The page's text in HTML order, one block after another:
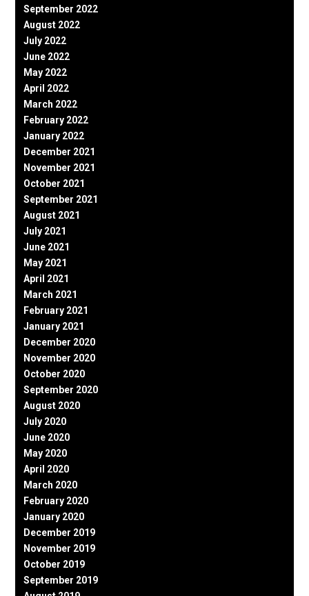
September 2022
August 2022
July 2022
June 2022
May 2022
April 2022
March 2022
February 2022
January 2022
December 2021
November 2021
October 2021
September 2021
August 2021
July 2021
June 2021
May 2021
April 2021
March 2021
February 2021
January 2021
December 2020
November 2020
October 2020
September 2020
August 2020
July 2020
June 2020
May 2020
April 2020
March 2020
February 2020
January 2020
December 2019
November 2019
October 2019
September 2019